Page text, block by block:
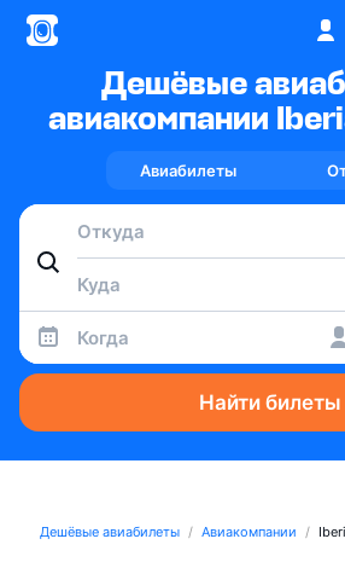
Дешёвые
авиакомпании
Авиабилеты
Когда
Найти билеты
Дешёвые авиабилеты Авиакомпании